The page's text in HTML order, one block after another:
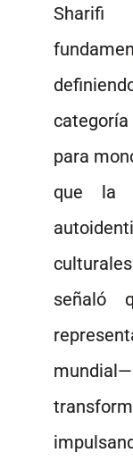
Sharifi
para
que la
señaló